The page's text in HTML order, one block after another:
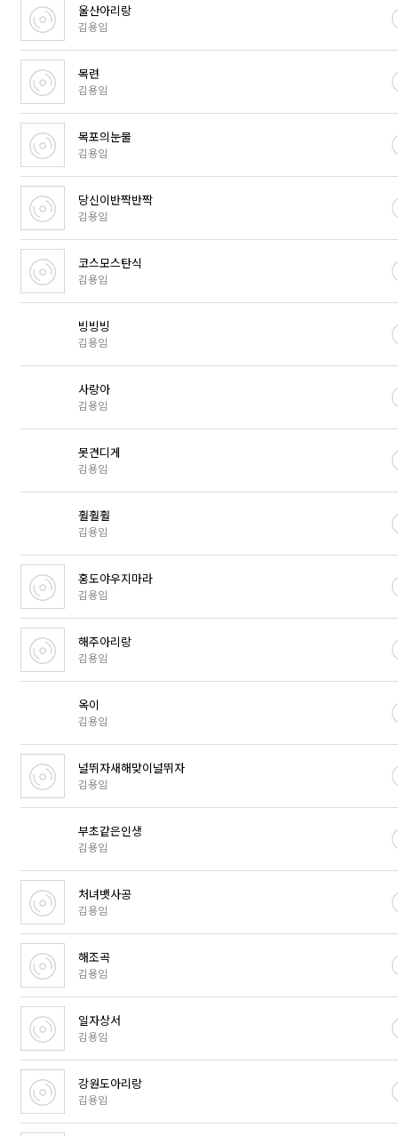
울산아리랑
김용임
목련
김용임
목포의눈물
김용임
당신이반짝반짝
김용임
코스모스탄식
김용임
빙빙빙
김용임
사랑아
김용임
못견디게
김용임
훨훨훨
김용임
홍도야우지마라
김용임
해주아리랑
김용임
옥이
김용임
널뛰자새해맞이널뛰자
김용임
부초같은인생
김용임
처녀뱃사공
김용임
해조곡
김용임
일자상서
김용임
강원도아리랑
김용임